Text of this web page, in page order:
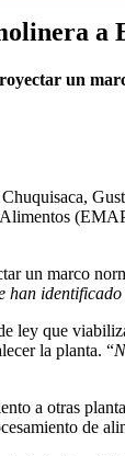
a
un
un marco
ley que
la planta. “
a otras
de